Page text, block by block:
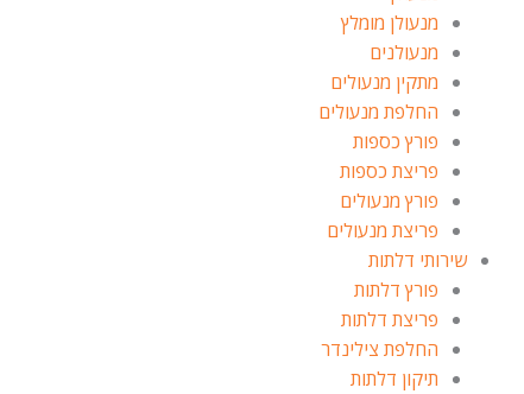
מנעולן מומלץ
מנעולנים
מתקין מנעולים
החלפת מנעולים
פורץ כספות
פריצת כספות
פורץ מנעולים
פריצת מנעולים
שירותי דלתות
פורץ דלתות
פריצת דלתות
החלפת צילינדר
תיקון דלתות